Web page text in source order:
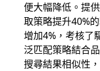
便大幅降低。提
取策略提升40%
增加4%，考核了
泛匹配策略結合
搜尋結果相似性